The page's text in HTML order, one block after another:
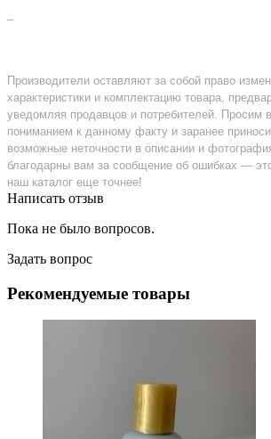
–
Производители оставляют за собой право
характеристики и комплектацию товара,
уведомляя продавцов и потребителей. Просим
пониманием к данному факту и заранее
возможные неточности в описании и
благодарны вам за сообщение об ошибках —
наш каталог еще точнее!
Написать отзыв
Пока не было вопросов.
Задать вопрос
Рекомендуемые товары